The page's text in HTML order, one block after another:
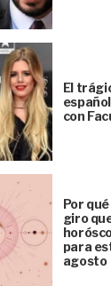
El
con
Por
giro
para
agosto